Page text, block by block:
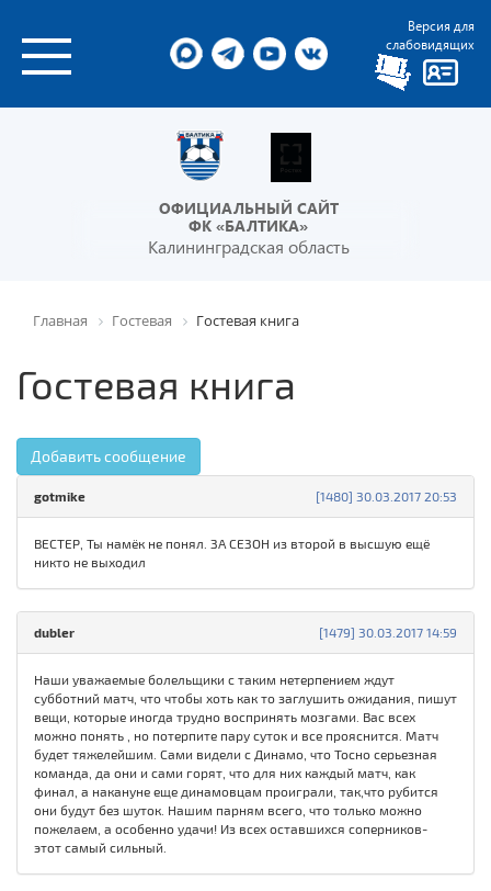
Версия для
слабовидящих
ОФИЦИАЛЬНЫЙ САЙТ
ФК «БАЛТИКА»
Калининградская область
Главная Гостевая Гостевая книга
Гостевая книга
Добавить сообщение
[1480] 30.03.2017 20:53
gotmike
ВЕСТЕР, Ты намёк не понял. ЗА СЕЗОН из второй в высшую ещё
никто не выходил
[1479] 30.03.2017 14:59
dubler
Наши уважаемые болельщики с таким нетерпением ждут
субботний матч, что чтобы хоть как то заглушить ожидания, пишут
вещи, которые иногда трудно воспринять мозгами. Вас всех
можно понять , но потерпите пару суток и все прояснится. Матч
будет тяжелейшим. Сами видели с Динамо, что Тосно серьезная
команда, да они и сами горят, что для них каждый матч, как
финал, а накануне еще динамовцам проиграли, так,что рубится
они будут без шуток. Нашим парням всего, что только можно
пожелаем, а особенно удачи! Из всех оставшихся соперников-
этот самый сильный.